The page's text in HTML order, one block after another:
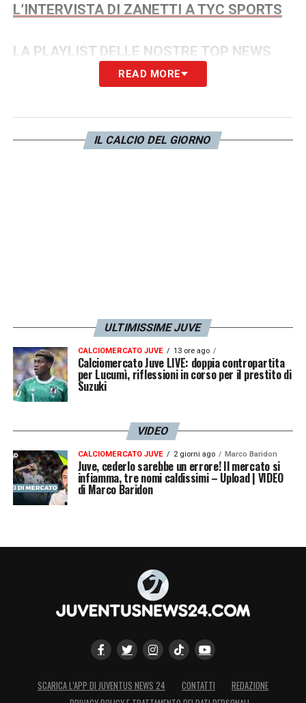
L’INTERVISTA DI ZANETTI A TYC SPORTS
LA PLAYLIST DELLE NOSTRE TOP NEWS
READ MORE
IL CALCIO DEL GIORNO
ULTIMISSIME JUVE
CALCIOMERCATO JUVE 13 ore ago
Calciomercato Juve LIVE: doppia contropartita
per Lucumì, riflessioni in corso per il prestito di
Suzuki
VIDEO
CALCIOMERCATO JUVE 2 giorni ago Marco Baridon
Juve, cederlo sarebbe un errore! Il mercato si
infiamma, tre nomi caldissimi – Upload | VIDEO
di Marco Baridon
SCARICA L’APP DI JUVENTUS NEWS 24 CONTATTI
REDAZIONE